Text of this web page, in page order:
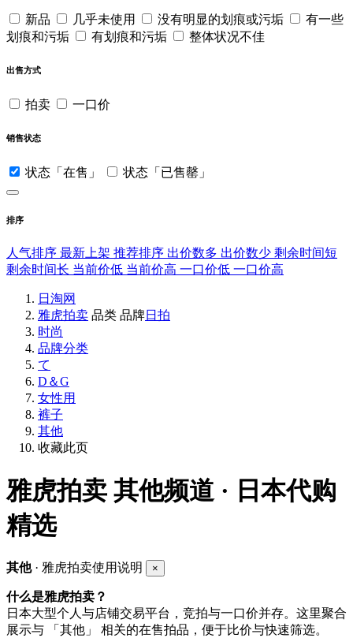
新品 几乎未使用 没有明显的划痕或污垢
有一些
划痕和污垢
有划痕和污垢 整体状况不佳
出售方式
拍卖 一口价
销售状态
状态「在售」 状态「已售罄」
排序
人气排序 最新上架 推荐排序 出价数多 出价数少 剩余时间短
剩余时间长 当前价低 当前价高 一口价低 一口价高
日淘网
雅虎拍卖 品类 品牌日拍
时尚
品牌分类
て
D＆G
女性用
裤子
其他
收藏此页
雅虎拍卖 其他频道 · 日本代购
精选
其他· 雅虎拍卖使用说明 ×
什么是雅虎拍卖？
日本大型个人与店铺交易平台，竞拍与一口价并存。这里聚合
展示与 「其他」 相关的在售拍品，便于比价与快速筛选。